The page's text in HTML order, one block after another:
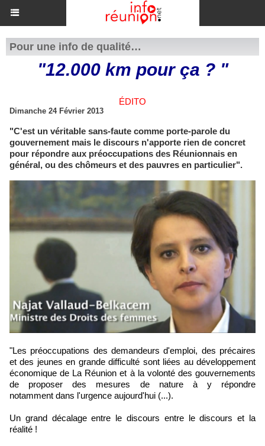
Pour une info de qualité…
"12.000 km pour ça ? "
ÉDITO
Dimanche 24 Février 2013
"C'est un véritable sans-faute comme porte-parole du
gouvernement mais le discours n'apporte rien de concret
pour répondre aux préoccupations des Réunionnais en
général, ou des chômeurs et des pauvres en particulier".
"Les préoccupations des demandeurs d'emploi, des précaires
et des jeunes en grande difficulté sont liées au développement
économique de La Réunion et à la volonté des gouvernements
de proposer des mesures de nature à y répondre
notamment dans l'urgence aujourd'hui (...).
Un grand décalage entre le discours entre le discours et la
réalité !